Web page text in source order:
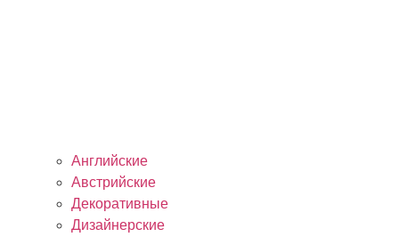
Английские
Австрийские
Декоративные
Дизайнерские